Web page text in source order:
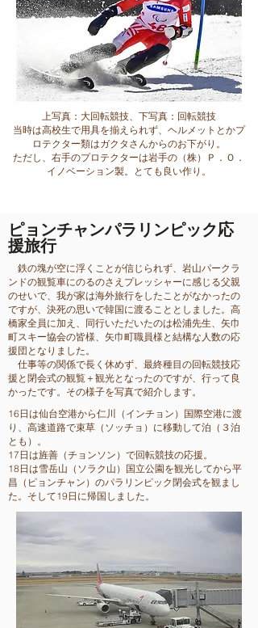
上写真：大回転競技、下写真：回転競技
当時は高校生で用具を揃えられず、ヘルメットとかプ
ロテクター類はガクタさんからのお下がり。
ただし、右手のプロテクターは岩手の（株）Ｐ．Ｏ．
イノベーション製。とても良い作り。
​ピョンチャンパラリンピック応
援旅行
鉄の塊が空に浮くことが信じられず、岩山パークラ
ンドの観覧車にのるのさえプレッシャーに感じる父親
のせいで、我が家は海外旅行をしたことがなかったの
ですが、決死の思いで韓国に渡ることとしました。高
橋家全員に加え、同行いただいたのは松浦先生、矢巾
町スキー協会の皆様、矢巾町職員様と結構な人数の応
援団となりました。
仕事等の関係で長く休めず、最終種目の回転競技応
援と閉会式の観覧＋観光となったのですが、行って良
かったです。その様子を写真で紹介します。
16日は仙台空港から仁川（インチョン）国際空港に渡
り、高速道路で束草（ソッチョ）に移動して泊（３泊
とも）。
17日は旌善（チョンソン）で回転競技の応援。
18日は雪岳山（ソラク山）国立公園を観光してから平
昌（ピョンチャン）のパラリンピック閉会式を観まし
た。そして19日に帰国しました。